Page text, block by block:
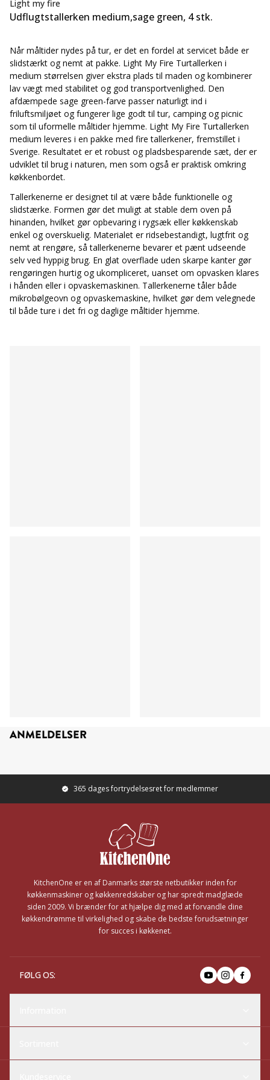
mikrobølgeovn og opvaskemaskine, hvilket gør dem velegnede
til både ture i det fri og daglige måltider hjemme.
Light my fire
Udflugtstallerken medium,sage green, 4 stk.
Når måltider nydes på tur, er det en fordel at servicet både er
slidstærkt og nemt at pakke. Light My Fire Turtallerken i
medium størrelsen giver ekstra plads til maden og kombinerer
lav vægt med stabilitet og god transportvenlighed. Den
afdæmpede sage green-farve passer naturligt ind i
friluftsmiljøet og fungerer lige godt til tur, camping og picnic
som til uformelle måltider hjemme. Light My Fire Turtallerken
medium leveres i en pakke med fire tallerkener, fremstillet i
Sverige. Resultatet er et robust og pladsbesparende sæt, der er
udviklet til brug i naturen, men som også er praktisk omkring
køkkenbordet.
Tallerkenerne er designet til at være både funktionelle og
slidstærke. Formen gør det muligt at stable dem oven på
hinanden, hvilket gør opbevaring i rygsæk eller køkkenskab
enkel og overskuelig. Materialet er ridsebestandigt, lugtfrit og
nemt at rengøre, så tallerkenerne bevarer et pænt udseende
selv ved hyppig brug. En glat overflade uden skarpe kanter gør
rengøringen hurtig og ukompliceret, uanset om opvasken klares
i hånden eller i opvaskemaskinen. Tallerkenerne tåler både
mikrobølgeovn og opvaskemaskine, hvilket gør dem velegnede
til både ture i det fri og daglige måltider hjemme.
ANMELDELSER
365 dages fortrydelsesret for medlemmer
KitchenOne er en af Danmarks største netbutikker inden for
køkkenmaskiner og køkkenredskaber og har spredt madglæde
siden 2009. Vi brænder for at hjælpe dig med at forvandle dine
køkkendrømme til virkelighed og skabe de bedste forudsætninger
for succes i køkkenet.
FØLG OS: